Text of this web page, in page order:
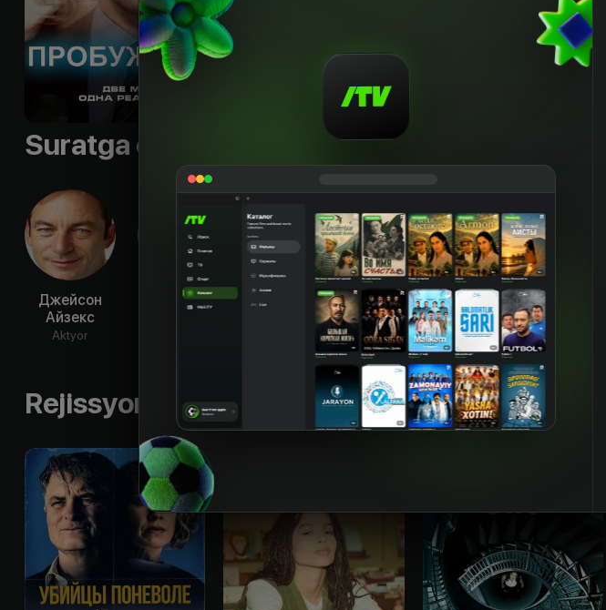
rus, eng, uzb
Suratga olish guruhi
Джейсон
Айзекс
Aktyor
Лаура Аллен Стив Харрис
Дилан
Миннетт
Aktyor
Б.Д. Вонг
Aktyor
Rejissyorning boshqa ishlari